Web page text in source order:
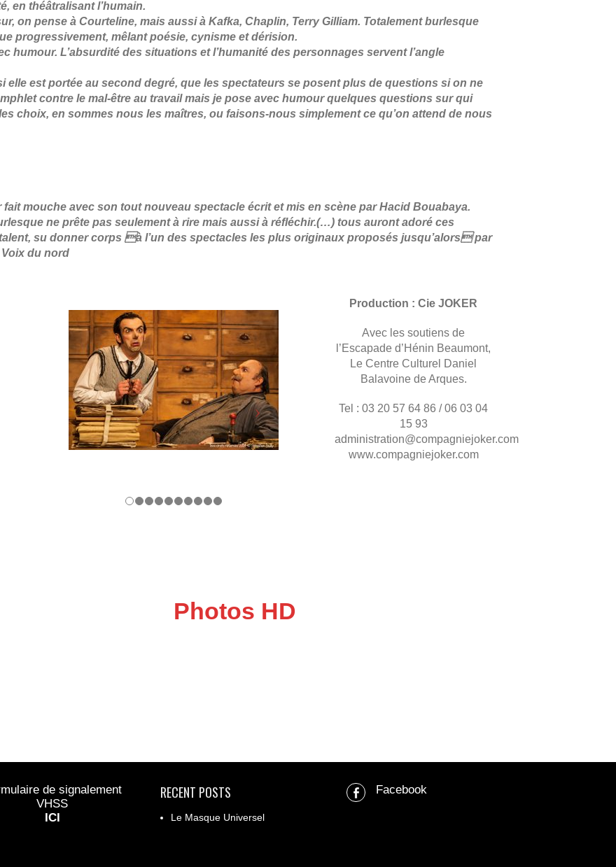
en théâtralisant l’humain.
on pense à Courteline, mais aussi à Kafka, Chaplin, Terry Gilliam. Totalement burlesque
progressivement, mêlant poésie, cynisme et dérision.
humour. L’absurdité des situations et l’humanité des personnages servent l’angle
elle est portée au second degré, que les spectateurs se posent plus de questions si on ne
contre le mal-être au travail mais je pose avec humour quelques questions sur qui
choix, en sommes nous les maîtres, ou faisons-nous simplement ce qu’on attend de nous
mouche avec son tout nouveau spectacle écrit et mis en scène par Hacid Bouabaya.
ne prête pas seulement à rire mais aussi à réfléchir.(…) tous auront adoré ces
su donner corps à l’un des spectacles les plus originaux proposés jusqu’alors par
du nord
Production : Cie JOKER
Avec les soutiens de
l’Escapade d’Hénin Beaumont,
Le Centre Culturel Daniel
Balavoine de Arques.
Tel : 03 20 57 64 86 / 06 03 04
15 93
administration@compagniejoker.com
www.compagniejoker.com
Photos HD
de signalement
VHSS
ICI
RECENT POSTS
Le Masque Universel
Facebook